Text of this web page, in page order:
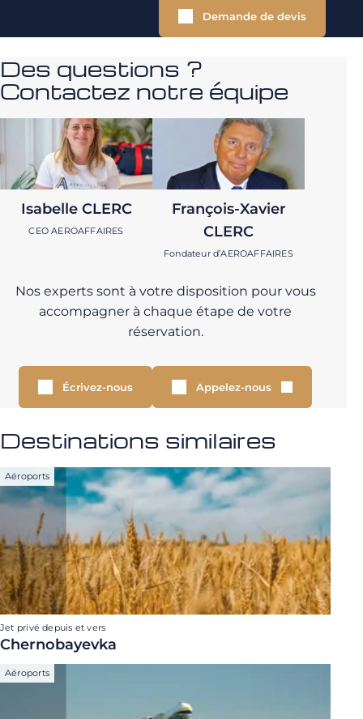
Demande de devis
Des questions ?
Contactez notre équipe
Isabelle CLERC
CEO AEROAFFAIRES
François-Xavier
CLERC
Fondateur d’AEROAFFAIRES
Nos experts sont à votre disposition pour vous
accompagner à chaque étape de votre
réservation.
Écrivez-nous Appelez-nous
Destinations similaires
Aéroports
Jet privé depuis et vers
Chernobayevka
Aéroports